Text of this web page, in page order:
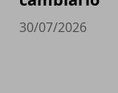
30/07/2026